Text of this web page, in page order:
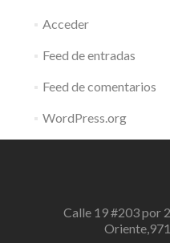
Acceder
Feed de entradas
Feed de comentarios
WordPress.org
Calle 19 #203 por